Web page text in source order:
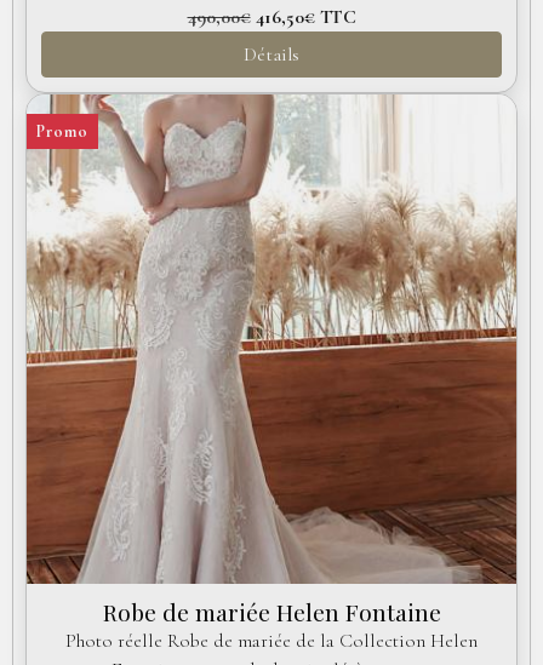
490,00€ 416,50€ TTC
Détails
Promo
Robe de mariée Helen Fontaine
Photo réelle Robe de mariée de la Collection Helen